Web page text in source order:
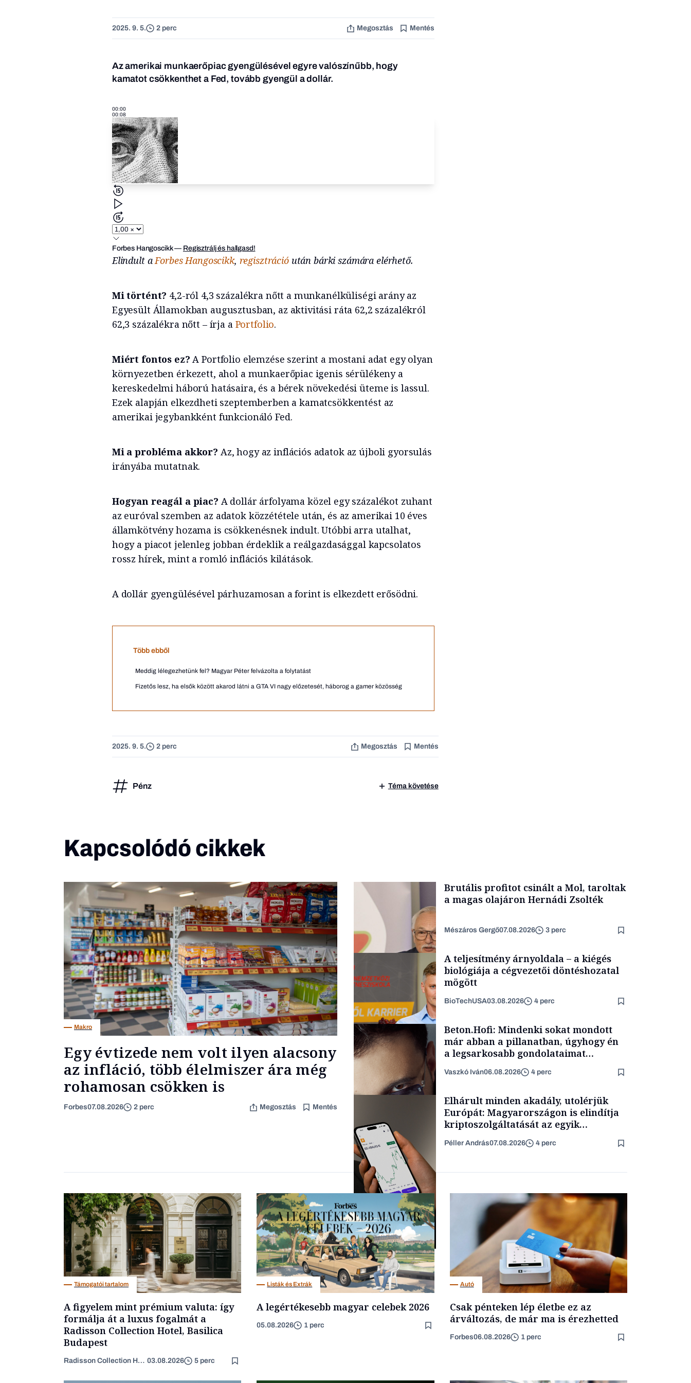
2025. 9. 5. 2 perc Megosztás Mentés
Az amerikai munkaerőpiac gyengülésével egyre valószínűbb, hogy
kamatot csökkenthet a Fed, tovább gyengül a dollár.
00:00
00:08
Forbes Hangoscikk— Regisztrálj és hallgasd!
Elindult a Forbes Hangoscikk, regisztrációután bárki számára elérhető.
Mi történt? 4,2-ról 4,3 százalékra nőtt a munkanélküliségi arány az
Egyesült Államokban augusztusban, az aktivitási ráta 62,2 százalékról
62,3 százalékra nőtt – írja a Portfolio.
Miért fontos ez? A Portfolio elemzése szerint a mostani adat egy olyan
környezetben érkezett, ahol a munkaerőpiac igenis sérülékeny a
kereskedelmi háború hatásaira, és a bérek növekedési üteme is lassul.
Ezek alapján elkezdheti szeptemberben a kamatcsökkentést az
amerikai jegybankként funkcionáló Fed.
Mi a probléma akkor? Az, hogy az inflációs adatok az újboli gyorsulás
irányába mutatnak.
Hogyan reagál a piac? A dollár árfolyama közel egy százalékot zuhant
az euróval szemben az adatok közzététele után, és az amerikai 10 éves
államkötvény hozama is csökkenésnek indult. Utóbbi arra utalhat,
hogy a piacot jelenleg jobban érdeklik a reálgazdasággal kapcsolatos
rossz hírek, mint a romló inflációs kilátások.
A dollár gyengülésével párhuzamosan a forint is elkezdett erősödni.
Több ebből
Meddig lélegezhetünk fel? Magyar Péter felvázolta a folytatást
Fizetős lesz, ha elsők között akarod látni a GTA VI nagy előzetesét, háborog a gamer közösség
2025. 9. 5. 2 perc Megosztás Mentés
Pénz Téma követése
Kapcsolódó cikkek
Makro
Egy évtizede nem volt ilyen alacsony
az infláció, több élelmiszer ára még
rohamosan csökken is
Forbes07.08.2026 2 perc Megosztás Mentés
Brutális profitot csinált a Mol, taroltak
a magas olajáron Hernádi Zsolték
Mészáros Gergő07.08.2026 3 perc
A teljesítmény árnyoldala – a kiégés
biológiája a cégvezetői döntéshozatal
mögött
BioTechUSA03.08.2026 4 perc
Forbes-sztori
Beton.Hofi: Mindenki sokat mondott
már abban a pillanatban, úgyhogy én
a legsarkosabb gondolataimat
Vaszkó Iván06.08.2026 4 perc
Fintech
Elhárult minden akadály, utolérjük
Európát: Magyarországon is elindítja
kriptoszolgáltatását az egyik
Péller András07.08.2026 4 perc
Támogatói tartalom
A figyelem mint prémium valuta: így
formálja át a luxus fogalmát a
Radisson Collection Hotel, Basilica
Budapest
Radisson Collection Hotel 03.08.2026 5 perc
Listák és Extrák
A legértékesebb magyar celebek 2026
05.08.2026 1 perc
Autó
Csak pénteken lép életbe ez az
árváltozás, de már ma is érezhetted
Forbes06.08.2026 1 perc